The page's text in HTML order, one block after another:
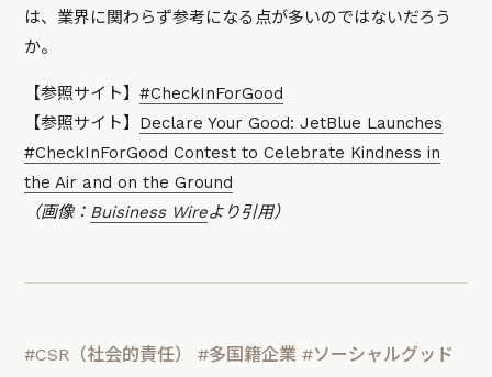
は、業界に関わらず参考になる点が多いのではないだろう
か。
【参照サイト】#CheckInForGood
【参照サイト】 Declare Your Good: JetBlue Launches
#CheckInForGood Contest to Celebrate Kindness in
the Air and on the Ground
（画像： Buisiness Wireより引用）
#CSR（社会的責任） #多国籍企業 #ソーシャルグッド